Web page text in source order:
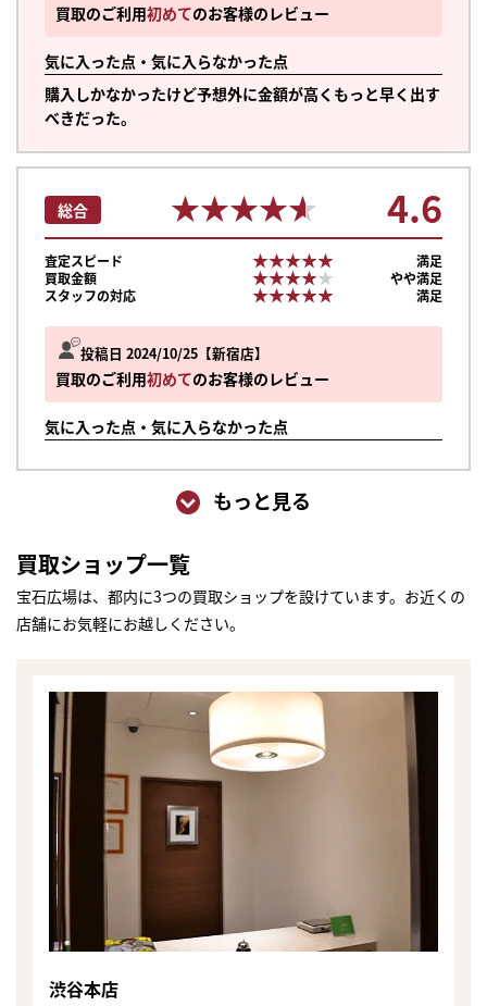
買取のご利用初めてのお客様のレビュー
気に入った点・気に入らなかった点
購入しかなかったけど予想外に金額が高くもっと早く出す
べきだった。
投稿日 2024/10/25 新宿店
買取のご利用初めてのお客様のレビュー
気に入った点・気に入らなかった点
総合 ★★★★★
★★★★★ 4.6
査定スピード ★★★★★
★★★★★
満足
買取金額
★★★★★
★★★★★
やや満足
スタッフの対応
★★★★★
★★★★★ 満足
もっと見る
買取ショップ一覧
宝石広場は、都内に3つの買取ショップを設けています。お近くの
店舗にお気軽にお越しください。
渋谷本店
まずは